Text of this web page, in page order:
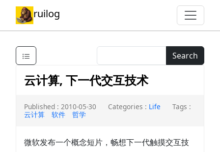
ruilog
Search
云计算, 下一代交互技术
Published : 2010-05-30 Categories : Life
Tags :
云计算
软件 哲学
微软发布一个概念短片，畅想下一代触摸交互技